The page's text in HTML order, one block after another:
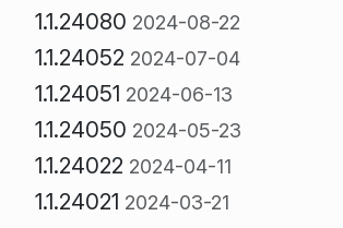
1.1.24080 2024-08-22
1.1.24052 2024-07-04
1.1.24051 2024-06-13
1.1.24050 2024-05-23
1.1.24022 2024-04-11
1.1.24021 2024-03-21